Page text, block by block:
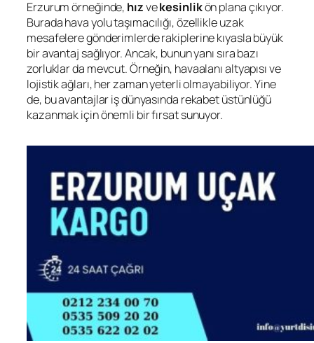
Erzurum örneğinde, hızvekesinlikön plana çıkıyor.
Burada hava yolu taşımacılığı, özellikle uzak
mesafelere gönderimlerde rakiplerine kıyasla büyük
bir avantaj sağlıyor. Ancak, bunun yanı sıra bazı
zorluklar da mevcut. Örneğin, havaalanı altyapısı ve
lojistik ağları, her zaman yeterli olmayabiliyor. Yine
de, bu avantajlar iş dünyasında rekabet üstünlüğü
kazanmak için önemli bir fırsat sunuyor.